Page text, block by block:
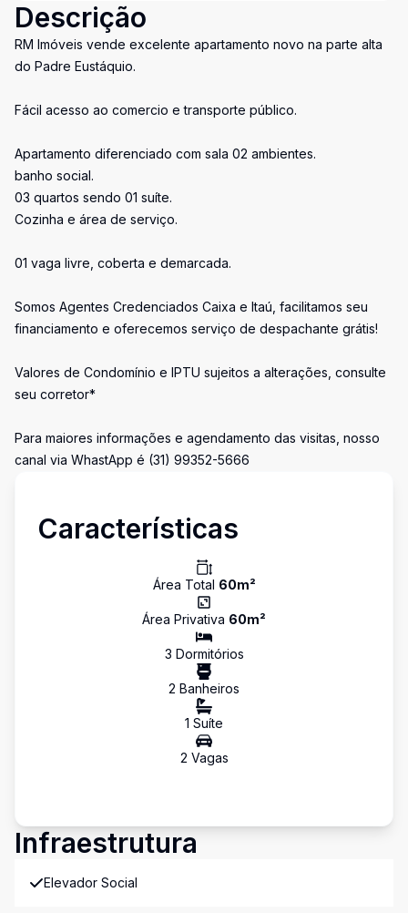
Descrição
RM Imóveis vende excelente apartamento novo na parte alta
do Padre Eustáquio.
Fácil acesso ao comercio e transporte público.
Apartamento diferenciado com sala 02 ambientes.
banho social.
03 quartos sendo 01 suíte.
Cozinha e área de serviço.
01 vaga livre, coberta e demarcada.
Somos Agentes Credenciados Caixa e Itaú, facilitamos seu
financiamento e oferecemos serviço de despachante grátis!
Valores de Condomínio e IPTU sujeitos a alterações, consulte
seu corretor*
Para maiores informações e agendamento das visitas, nosso
canal via WhastApp é (31) 99352-5666
Características
Área Total 60m²
Área Privativa 60m²
3 Dormitórios
2 Banheiros
1 Suíte
2 Vagas
Infraestrutura
Elevador Social